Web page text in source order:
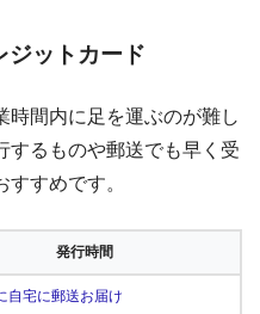
ジットカード
時間内に足を運ぶのが難し
するものや郵送でも早く受
すめです。
発行時間
自宅に郵送お届け